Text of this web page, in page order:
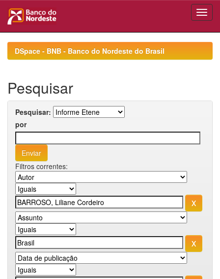
navigationDSpace - BNB - Banco do Nordeste do Brasil
Pesquisar
Pesquisar:
por
Filtros correntes: